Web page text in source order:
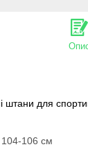
штани для
104-106 см